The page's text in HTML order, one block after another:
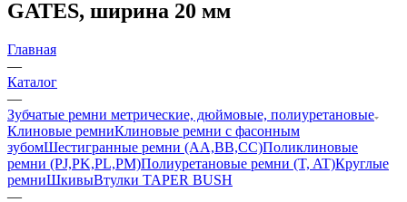
GATES, ширина 20 мм
Главная
—
Каталог
—
Зубчатые ремни метрические, дюймовые, полиуретановые
Клиновые ремниКлиновые ремни с фасонным
зубомШестигранные ремни (AA,BB,CC)Поликлиновые
ремни (PJ,PK,PL,PM)Полиуретановые ремни (T, AT)Круглые
ремниШкивыВтулки TAPER BUSH
—